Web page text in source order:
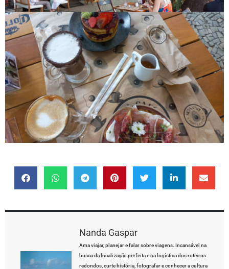
Nanda Gaspar
Ama viajar, planejar e falar sobre viagens. Incansável na
busca da localização perfeita e na logística dos roteiros
redondos, curte história, fotografar e conhecer a cultura